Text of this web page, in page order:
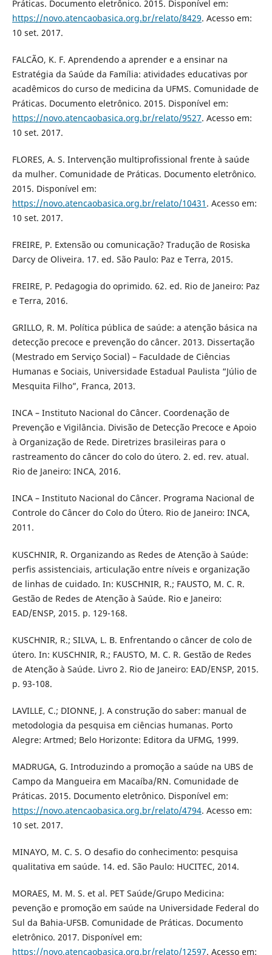
Práticas. Documento eletrônico. 2015. Disponível em:
https://novo.atencaobasica.org.br/relato/8429. Acesso em:
10 set. 2017.
FALCÃO, K. F. Aprendendo a aprender e a ensinar na
Estratégia da Saúde da Família: atividades educativas por
acadêmicos do curso de medicina da UFMS. Comunidade de
Práticas. Documento eletrônico. 2015. Disponível em:
https://novo.atencaobasica.org.br/relato/9527. Acesso em:
10 set. 2017.
FLORES, A. S. Intervenção multiprofissional frente à saúde
da mulher. Comunidade de Práticas. Documento eletrônico.
2015. Disponível em:
https://novo.atencaobasica.org.br/relato/10431 . Acesso em:
10 set. 2017.
FREIRE, P. Extensão ou comunicação? Tradução de Rosiska
Darcy de Oliveira. 17. ed. São Paulo: Paz e Terra, 2015.
FREIRE, P. Pedagogia do oprimido. 62. ed. Rio de Janeiro: Paz
e Terra, 2016.
GRILLO, R. M. Política pública de saúde: a atenção básica na
detecção precoce e prevenção do câncer. 2013. Dissertação
(Mestrado em Serviço Social) – Faculdade de Ciências
Humanas e Sociais, Universidade Estadual Paulista “Júlio de
Mesquita Filho”, Franca, 2013.
INCA – Instituto Nacional do Câncer. Coordenação de
Prevenção e Vigilância. Divisão de Detecção Precoce e Apoio
à Organização de Rede. Diretrizes brasileiras para o
rastreamento do câncer do colo do útero. 2. ed. rev. atual.
Rio de Janeiro: INCA, 2016.
INCA – Instituto Nacional do Câncer. Programa Nacional de
Controle do Câncer do Colo do Útero. Rio de Janeiro: INCA,
2011.
KUSCHNIR, R. Organizando as Redes de Atenção à Saúde:
perfis assistenciais, articulação entre níveis e organização
de linhas de cuidado. In: KUSCHNIR, R.; FAUSTO, M. C. R.
Gestão de Redes de Atenção à Saúde. Rio e Janeiro:
EAD/ENSP, 2015. p. 129-168.
KUSCHNIR, R.; SILVA, L. B. Enfrentando o câncer de colo de
útero. In: KUSCHNIR, R.; FAUSTO, M. C. R. Gestão de Redes
de Atenção à Saúde. Livro 2. Rio de Janeiro: EAD/ENSP, 2015.
p. 93-108.
LAVILLE, C.; DIONNE, J. A construção do saber: manual de
metodologia da pesquisa em ciências humanas. Porto
Alegre: Artmed; Belo Horizonte: Editora da UFMG, 1999.
MADRUGA, G. Introduzindo a promoção a saúde na UBS de
Campo da Mangueira em Macaíba/RN. Comunidade de
Práticas. 2015. Documento eletrônico. Disponível em:
https://novo.atencaobasica.org.br/relato/4794. Acesso em:
10 set. 2017.
MINAYO, M. C. S. O desafio do conhecimento: pesquisa
qualitativa em saúde. 14. ed. São Paulo: HUCITEC, 2014.
MORAES, M. M. S. et al. PET Saúde/Grupo Medicina:
pevenção e promoção em saúde na Universidade Federal do
Sul da Bahia-UFSB. Comunidade de Práticas. Documento
eletrônico. 2017. Disponível em:
https://novo.atencaobasica.org.br/relato/12597. Acesso em: